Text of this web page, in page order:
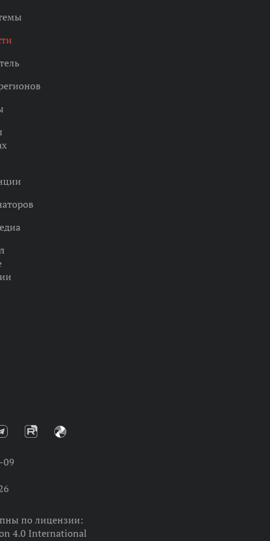
09
по лицензии:
4.0 International